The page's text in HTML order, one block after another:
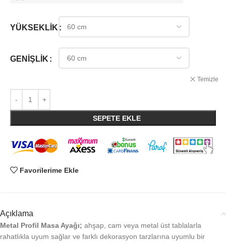
YÜKSEKLIK
GENIŞLIK
Temizle
SEPETE EKLE
Favorilerime Ekle
Açıklama
Metal Profil Masa Ayağı; ahşap, cam veya metal üst tablalarla
rahatlıkla uyum sağlar ve farklı dekorasyon tarzlarına uyumlu bir